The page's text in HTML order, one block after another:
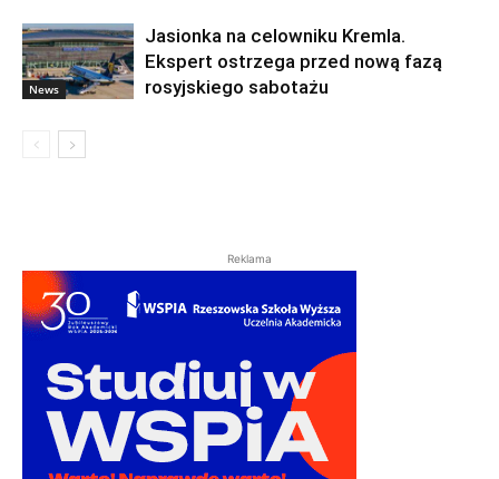
News
Jasionka na celowniku Kremla.
Ekspert ostrzega przed nową fazą
rosyjskiego sabotażu
Reklama